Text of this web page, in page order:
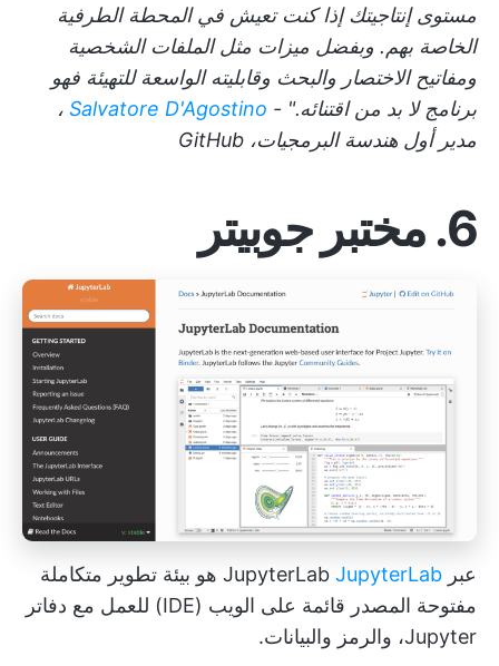
مستوى إنتاجيتك إذا كنت تعيش في المحطة الطرفية
الخاصة بهم. وبفضل ميزات مثل الملفات الشخصية
ومفاتيح الاختصار والبحث وقابليته الواسعة للتهيئة فهو
برنامج لا بد من اقتنائه." - Salvatore D'Agostino ،
مدير أول هندسة البرمجيات، GitHub
6. مختبر جوبيتر
عبر JupyterLab JupyterLab
هو بيئة تطوير متكاملة
مفتوحة المصدر قائمة على الويب (IDE) للعمل مع دفاتر
Jupyter، والرمز والبيانات.